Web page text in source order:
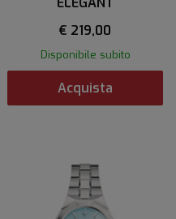
€ 219,00
Disponibile subito
Acquista